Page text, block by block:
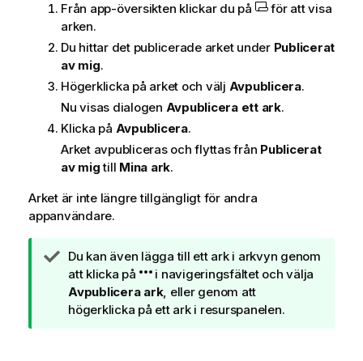
Från app-översikten klickar du på
för att visa
arken.
Du hittar det publicerade arket under Publicerat
av mig.
Högerklicka på arket och välj Avpublicera.
Nu visas dialogen Avpublicera ett ark.
Klicka på Avpublicera.
Arket avpubliceras och flyttas från Publicerat
av migtill Mina ark.
Arket är inte längre tillgängligt för andra
appanvändare.
A
n
t
e
Du kan även lägga till ett ark i arkvyn genom
att klicka på
i navigeringsfältet och välja
Avpublicera ark, eller genom att
högerklicka på ett ark i resurspanelen.